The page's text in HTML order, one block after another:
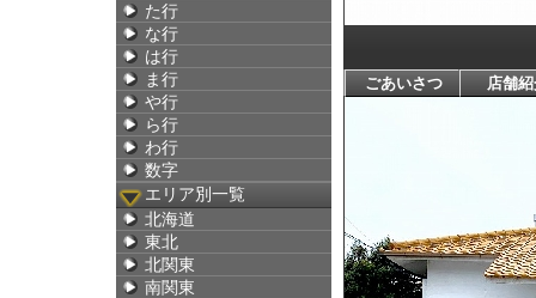
ごあいさつ 店舗
た行
な行
は行
ま行
や行
ら行
わ行
数字
エリア別一覧
北海道
東北
北関東
南関東